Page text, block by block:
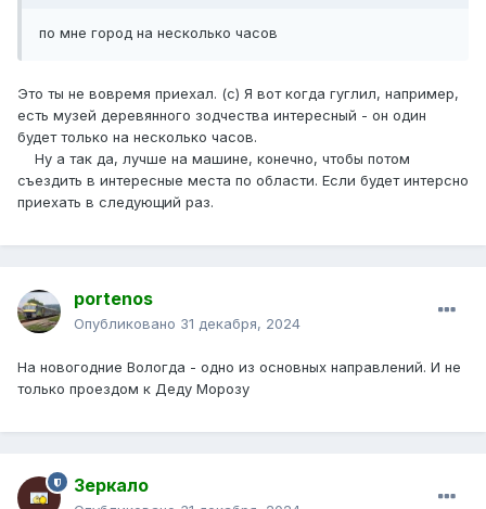
по мне город на несколько часов
Это ты не вовремя приехал. (с) Я вот когда гуглил, например,
есть музей деревянного зодчества интересный - он один
будет только на несколько часов.
Ну а так да, лучше на машине, конечно, чтобы потом
съездить в интересные места по области. Если будет интерсно
приехать в следующий раз.
portenos
Опубликовано 31 декабря, 2024
На новогодние Вологда - одно из основных направлений. И не
только проездом к Деду Морозу
Зеркало